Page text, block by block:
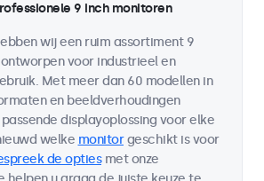
9 inch monitoren
wij een ruim assortiment 9
voor industrieel en
Met meer dan 60 modellen in
en beeldverhoudingen
displayoplossing voor elke
welke monitorgeschikt is voor
de optiesmet onze